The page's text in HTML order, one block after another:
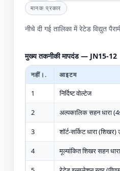
मानक प्रकार
नीचे दी गई तालिका में रेटेड विद्युत
मुख्य तकनीकी मापदंड — JN15-12
नहीं।. आइटम
1 निर्दिष्ट वोल्टेज
2 अल्पकालिक सहन धारा
3 शॉर्ट-सर्किट धारा
4 मूल्यांकित शिखर सहन धारा